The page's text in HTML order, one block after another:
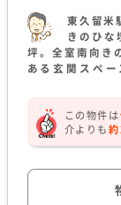
東久留米
きのひ
坪。全室南向き
ある玄関スペ
この物件は
介よりも